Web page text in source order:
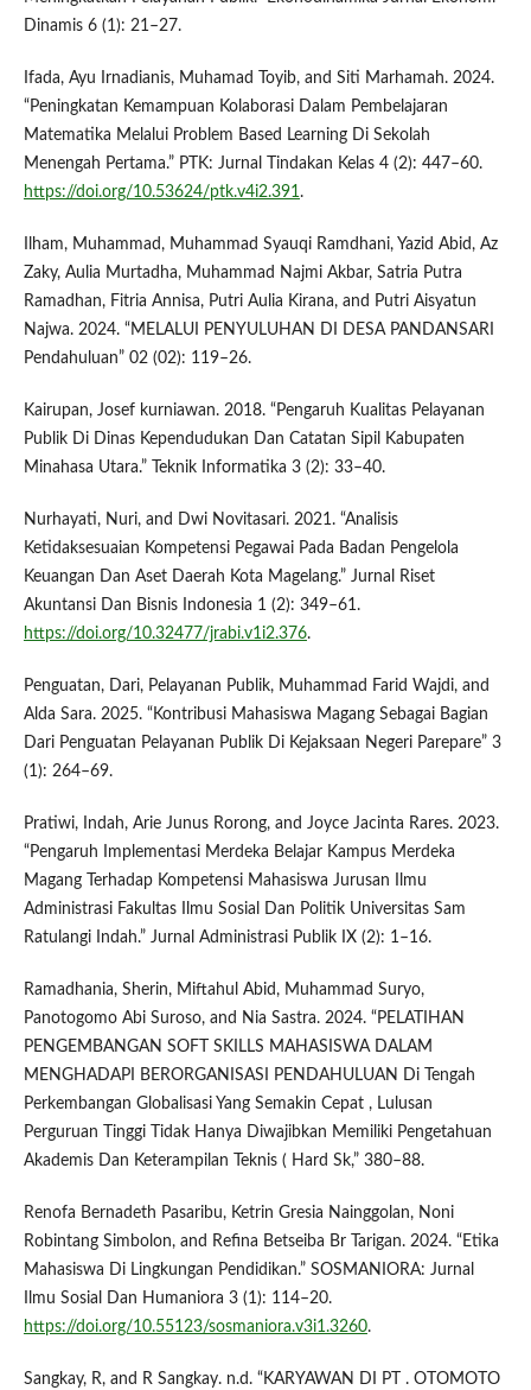
Dinamis 6 (1): 21–27.
Ifada, Ayu Irnadianis, Muhamad Toyib, and Siti Marhamah. 2024.
“Peningkatan Kemampuan Kolaborasi Dalam Pembelajaran
Matematika Melalui Problem Based Learning Di Sekolah
Menengah Pertama.” PTK: Jurnal Tindakan Kelas 4 (2): 447–60.
https://doi.org/10.53624/ptk.v4i2.391.
Ilham, Muhammad, Muhammad Syauqi Ramdhani, Yazid Abid, Az
Zaky, Aulia Murtadha, Muhammad Najmi Akbar, Satria Putra
Ramadhan, Fitria Annisa, Putri Aulia Kirana, and Putri Aisyatun
Najwa. 2024. “MELALUI PENYULUHAN DI DESA PANDANSARI
Pendahuluan” 02 (02): 119–26.
Kairupan, Josef kurniawan. 2018. “Pengaruh Kualitas Pelayanan
Publik Di Dinas Kependudukan Dan Catatan Sipil Kabupaten
Minahasa Utara.” Teknik Informatika 3 (2): 33–40.
Nurhayati, Nuri, and Dwi Novitasari. 2021. “Analisis
Ketidaksesuaian Kompetensi Pegawai Pada Badan Pengelola
Keuangan Dan Aset Daerah Kota Magelang.” Jurnal Riset
Akuntansi Dan Bisnis Indonesia 1 (2): 349–61.
https://doi.org/10.32477/jrabi.v1i2.376.
Penguatan, Dari, Pelayanan Publik, Muhammad Farid Wajdi, and
Alda Sara. 2025. “Kontribusi Mahasiswa Magang Sebagai Bagian
Dari Penguatan Pelayanan Publik Di Kejaksaan Negeri Parepare” 3
(1): 264–69.
Pratiwi, Indah, Arie Junus Rorong, and Joyce Jacinta Rares. 2023.
“Pengaruh Implementasi Merdeka Belajar Kampus Merdeka
Magang Terhadap Kompetensi Mahasiswa Jurusan Ilmu
Administrasi Fakultas Ilmu Sosial Dan Politik Universitas Sam
Ratulangi Indah.” Jurnal Administrasi Publik IX (2): 1–16.
Ramadhania, Sherin, Miftahul Abid, Muhammad Suryo,
Panotogomo Abi Suroso, and Nia Sastra. 2024. “PELATIHAN
PENGEMBANGAN SOFT SKILLS MAHASISWA DALAM
MENGHADAPI BERORGANISASI PENDAHULUAN Di Tengah
Perkembangan Globalisasi Yang Semakin Cepat , Lulusan
Perguruan Tinggi Tidak Hanya Diwajibkan Memiliki Pengetahuan
Akademis Dan Keterampilan Teknis ( Hard Sk,” 380–88.
Renofa Bernadeth Pasaribu, Ketrin Gresia Nainggolan, Noni
Robintang Simbolon, and Refina Betseiba Br Tarigan. 2024. “Etika
Mahasiswa Di Lingkungan Pendidikan.” SOSMANIORA: Jurnal
Ilmu Sosial Dan Humaniora 3 (1): 114–20.
https://doi.org/10.55123/sosmaniora.v3i1.3260.
Sangkay, R, and R Sangkay. n.d. “KARYAWAN DI PT . OTOMOTO